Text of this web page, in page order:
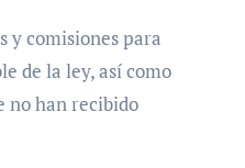
y comisiones para
de la ley, así como
no han recibido